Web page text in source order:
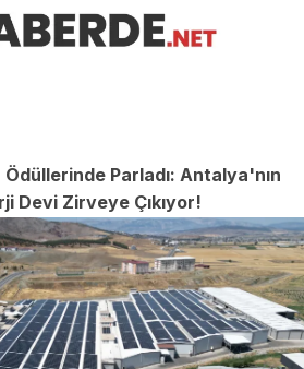
Parladı: Antalya'nın
Devi Zirveye Çıkıyor!